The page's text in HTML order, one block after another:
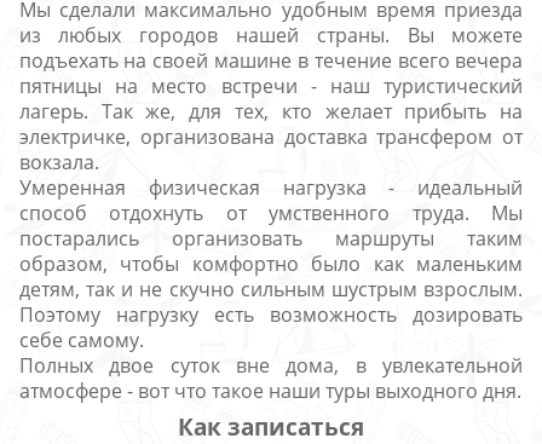
Мы сделали максимально удобным время приезда
из любых городов нашей страны. Вы можете
подъехать на своей машине в течение всего вечера
пятницы на место встречи - наш туристический
лагерь. Так же, для тех, кто желает прибыть на
электричке, организована доставка трансфером от
вокзала.
Умеренная физическая нагрузка - идеальный
способ отдохнуть от умственного труда. Мы
постарались организовать маршруты таким
образом, чтобы комфортно было как маленьким
детям, так и не скучно сильным шустрым взрослым.
Поэтому нагрузку есть возможность дозировать
себе самому.
Полных двое суток вне дома, в увлекательной
атмосфере - вот что такое наши туры выходного дня.
Как записаться